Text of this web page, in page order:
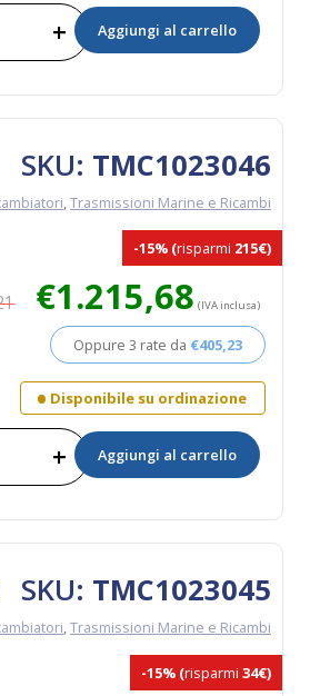
+ Aggiungi al carrello
-15% (risparmi 215€)
SKU: TMC1023046
,Trasmissioni Marine e Ricambi
prezzo
originale
€1.430,21.
€1.215,68 prezzo
attuale
è:
€1.215,68.
(IVA inclusa)
Oppure 3 rate da €405,23
Disponibile su ordinazione
+ Aggiungi al carrello
-15% (risparmi 34€)
SKU: TMC1023045
,Trasmissioni Marine e Ricambi